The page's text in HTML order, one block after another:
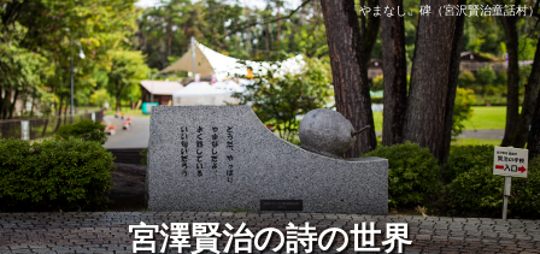
「やまなし」碑（宮沢賢治童話村）
宮澤賢治の詩の世界